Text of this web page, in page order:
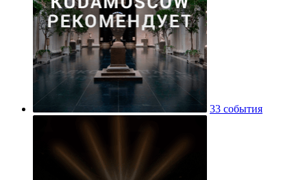
33 события